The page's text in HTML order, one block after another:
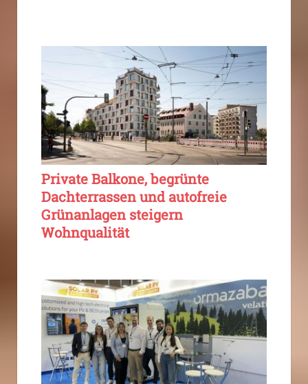
Private Balkone, begrünte
Dachterrassen und autofreie
Grünanlagen steigern
Wohnqualität